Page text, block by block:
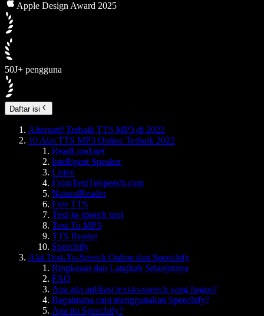
Apple Design Award 2025
50J+ pengguna
Daftar isi
Alternatif Terbaik TTS MP3 di 2022
10 Alat TTS MP3 Online Terbaik 2022
ReadLoud.net
Intelligent Speaker
Listen
FromTextToSpeech.com
NaturalReader
Free TTS
Text-to-speech tool
Text To MP3
TTS Reader
Speechify
Alat Text-To-Speech Online dari Speechify
Ringkasan dan Langkah Selanjutnya
FAQ
Apa ada aplikasi text-to-speech yang bagus?
Bagaimana cara menggunakan Speechify?
Apa itu Speechify?